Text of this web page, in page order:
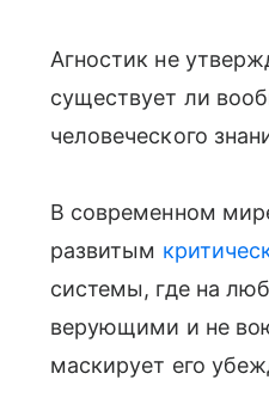
Агностик не
существует ли
человеческого
В современном
развитым
системы, где на
верующими и не
маскирует его